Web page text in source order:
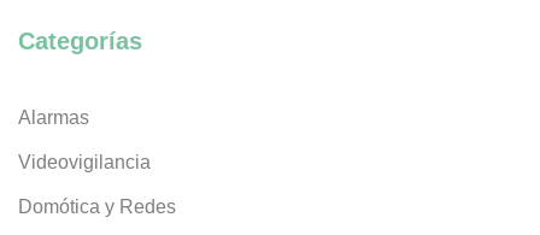
Categorías
Alarmas
Videovigilancia
Domótica y Redes